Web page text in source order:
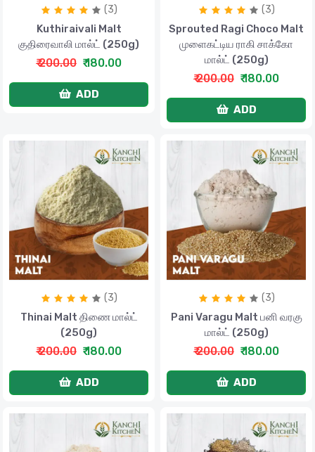
(3)
Kuthiraivali Malt
குதிரைவாலி மால்ட் (250g)
₹ 200.00 ₹ 180.00
ADD
(3)
Sprouted Ragi Choco Malt
முளைகட்டிய ராகி சாக்கோ
மால்ட் (250g)
₹ 200.00 ₹ 180.00
ADD
(3)
Thinai Malt திணை மால்ட்
(250g)
₹ 200.00 ₹ 180.00
ADD
(3)
Pani Varagu Malt பனி வரகு
மால்ட் (250g)
₹ 200.00 ₹ 180.00
ADD